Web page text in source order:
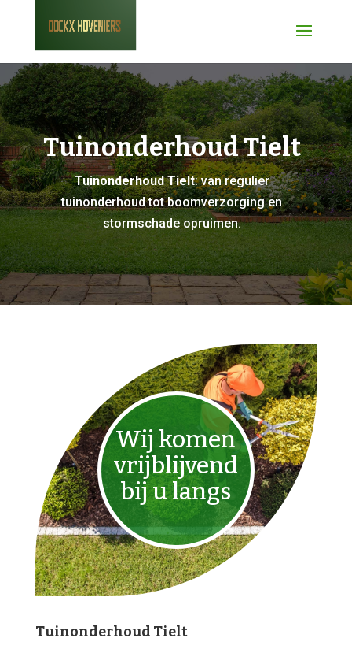
Tuinonderhoud Tielt
Tuinonderhoud Tielt: van regulier
tuinonderhoud tot boomverzorging en
stormschade opruimen.
Wij komen
vrijblijvend
bij u langs
Tuinonderhoud Tielt